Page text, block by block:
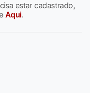
estar cadastrado,
Aqui.